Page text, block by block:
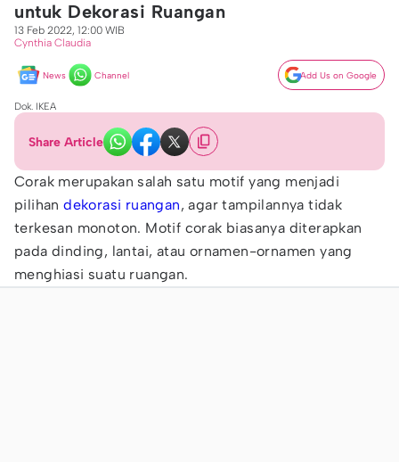
untuk Dekorasi Ruangan
13 Feb 2022, 12:00 WIB
Cynthia Claudia
News Channel Add Us on Google
Dok. IKEA
Share Article
Corak merupakan salah satu motif yang menjadi
pilihandekorasi ruangan, agar tampilannya tidak
terkesan monoton. Motif corak biasanya diterapkan
pada dinding, lantai, atau ornamen-ornamen yang
menghiasi suatu ruangan.